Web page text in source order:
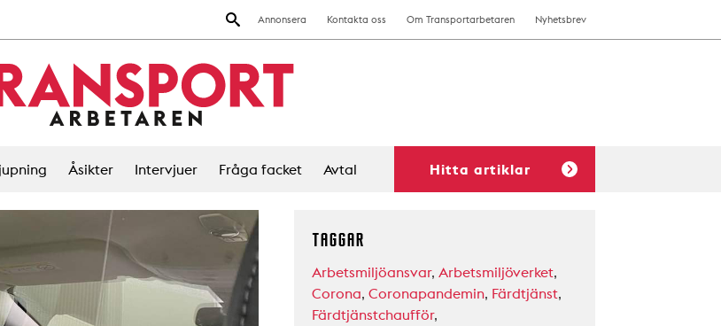
Annonsera Kontakta oss Om Transportarbetaren Nyhetsbrev
Åsikter Intervjuer Fråga facket Avtal Hitta artiklar
TAGGAR
Arbetsmiljöansvar, Arbetsmiljöverket,
Corona, Coronapandemin, Färdtjänst,
Färdtjänstchaufför,